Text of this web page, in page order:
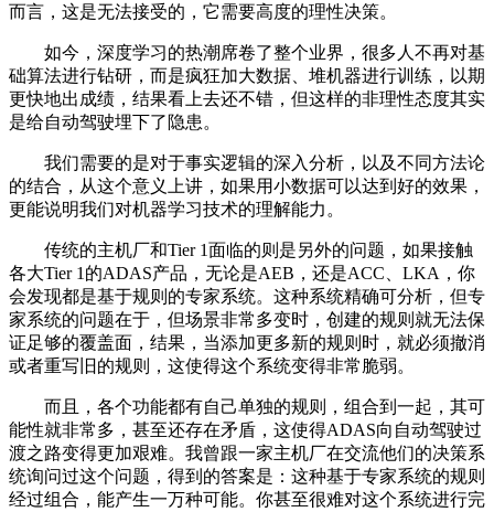
而言，这是无法接受的，它需要高度的理性决策。
如今，深度学习的热潮席卷了整个业界，很多人不再对基
础算法进行钻研，而是疯狂加大数据、堆机器进行训练，以期
更快地出成绩，结果看上去还不错，但这样的非理性态度其实
是给自动驾驶埋下了隐患。
我们需要的是对于事实逻辑的深入分析，以及不同方法论
的结合，从这个意义上讲，如果用小数据可以达到好的效果，
更能说明我们对机器学习技术的理解能力。
传统的主机厂和Tier 1面临的则是另外的问题，如果接触
各大Tier 1的ADAS产品，无论是AEB，还是ACC、LKA，你
会发现都是基于规则的专家系统。这种系统精确可分析，但专
家系统的问题在于，但场景非常多变时，创建的规则就无法保
证足够的覆盖面，结果，当添加更多新的规则时，就必须撤消
或者重写旧的规则，这使得这个系统变得非常脆弱。
而且，各个功能都有自己单独的规则，组合到一起，其可
能性就非常多，甚至还存在矛盾，这使得ADAS向自动驾驶过
渡之路变得更加艰难。我曾跟一家主机厂在交流他们的决策系
统询问过这个问题，得到的答案是：这种基于专家系统的规则
经过组合，能产生一万种可能。你甚至很难对这个系统进行完